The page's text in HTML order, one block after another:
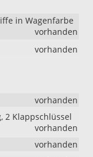
in Wagenfarbe
vorhanden
vorhanden
vorhanden
2 Klappschlüssel
vorhanden
vorhanden